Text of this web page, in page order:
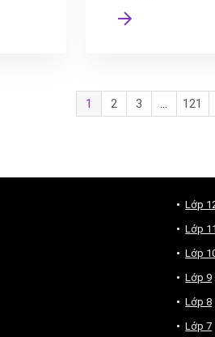
1 2 3 121
Lớp
Lớp 11
Lớp
Lớp 9
Lớp 8
Lớp 7